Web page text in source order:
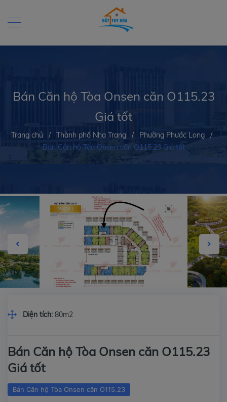
Bán Căn hộ Tòa Onsen căn O115.23
Giá tốt
Trang chủ / Thành phố Nha Trang / Phường Phước Long
/
Bán Căn hộ Tòa Onsen căn O115.23 Giá tốt
Diện tích: 80m2
Bán Căn hộ Tòa Onsen căn O115.23
Giá tốt
Bán Căn hộ Tòa Onsen căn O115.23